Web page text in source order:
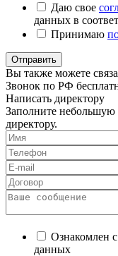
Даю свое
данных в
Принимаю
Отправить
Вы также можете
Звонок по РФ
Написать директору
Заполните небольшую
директору.
Ознакомлен с
данных